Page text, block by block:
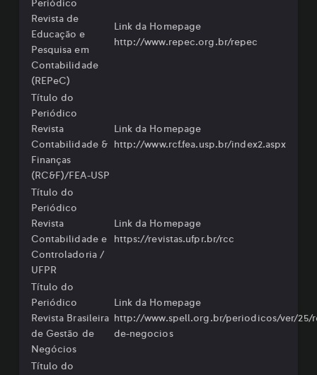
Periódico
Revista de
Educação e
Pesquisa em
Contabilidade
(REPeC)
Link da Homepage
http://www.repec.org.br/repec
Título do
Periódico
Revista
Contabilidade &
Finanças
(RC&F)/FEA-USP
Link da Homepage
⁠http://www.rcf.fea.usp.br/index2.aspx⁠
Título do
Periódico
Revista
Contabilidade e
Controladoria /
UFPR
Link da Homepage
https://revistas.ufpr.br/rcc
Título do
Periódico
Revista Brasileira
de Gestão de
Negócios
Link da Homepage
http://www.spell.org.br/periodicos/ver/25/
de-negocios
Título do